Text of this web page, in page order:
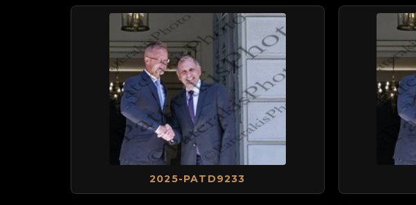
2025-PATD9233